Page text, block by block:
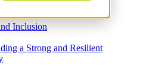
Inclusion
a Strong and Resilient